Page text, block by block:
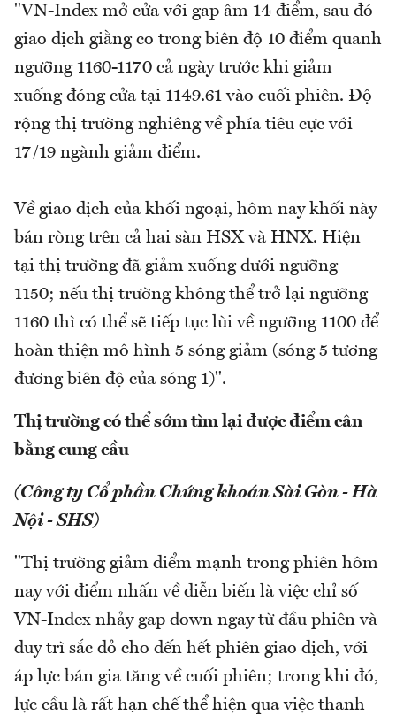
"VN-Index mở cửa với gap âm 14 điểm, sau đó
giao dịch giằng co trong biên độ 10 điểm quanh
ngưỡng 1160-1170 cả ngày trước khi giảm
xuống đóng cửa tại 1149.61 vào cuối phiên. Độ
rộng thị trường nghiêng về phía tiêu cực với
17/19 ngành giảm điểm.
Về giao dịch của khối ngoại, hôm nay khối này
bán ròng trên cả hai sàn HSX và HNX. Hiện
tại thị trường đã giảm xuống dưới ngưỡng
1150; nếu thị trường không thể trở lại ngưỡng
1160 thì có thể sẽ tiếp tục lùi về ngưỡng 1100 để
hoàn thiện mô hình 5 sóng giảm (sóng 5 tương
đương biên độ của sóng 1)".
Thị trường có thể sớm tìm lại được điểm cân
bằng cung cầu
(Công ty Cổ phần Chứng khoán Sài Gòn - Hà
Nội - SHS)
"Thị trường giảm điểm mạnh trong phiên hôm
nay với điểm nhấn về diễn biến là việc chỉ số
VN-Index nhảy gap down ngay từ đầu phiên và
duy trì sắc đỏ cho đến hết phiên giao dịch, với
áp lực bán gia tăng về cuối phiên; trong khi đó,
lực cầu là rất hạn chế thể hiện qua việc thanh